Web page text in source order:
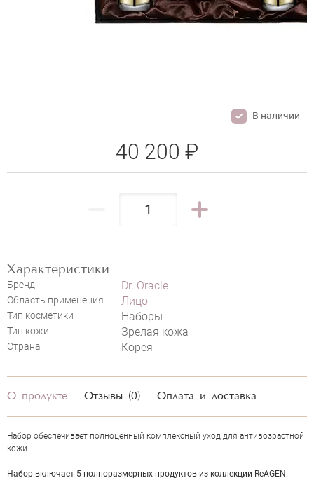
В наличии
Характеристики
Бренд Dr. Oracle
Область применения Лицо
Тип косметики Наборы
Тип кожи Зрелая кожа
Страна Корея
40 200 ₽
НАПИСАТЬ ОТЗЫВ
О продукте Отзывы (0) Оплата и доставка
Набор обеспечивает полноценный комплексный уход для антивозрастной
кожи.
Набор включает 5 полноразмерных продуктов из коллекции ReAGEN: